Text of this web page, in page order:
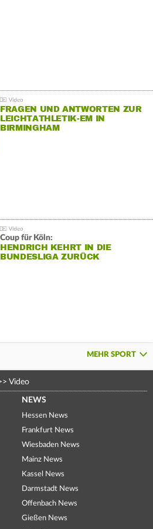
FRAGEN UND ANTWORTEN ZUR
LEICHTATHLETIK-EM IN
BIRMINGHAM
Coup für Köln:
HENDRICH KEHRT IN DIE
BUNDESLIGA ZURÜCK
MEHR SPORT
Video
NEWS
Hessen News
Frankfurt News
Wiesbaden News
Mainz News
Kassel News
Darmstadt News
Offenbach News
Gießen News